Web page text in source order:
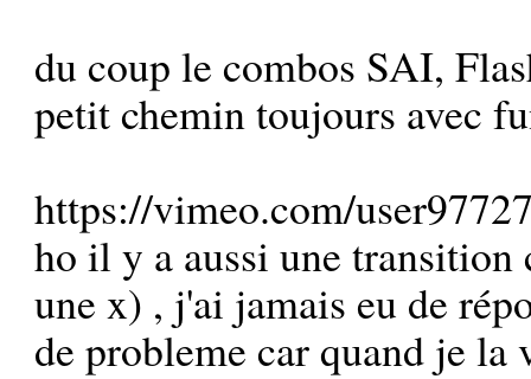
du coup le combos SAI,
petit chemin toujours avec
https://vimeo.com/
ho il y a aussi une transition
une x) , j'ai jamais eu de
de probleme car quand je la